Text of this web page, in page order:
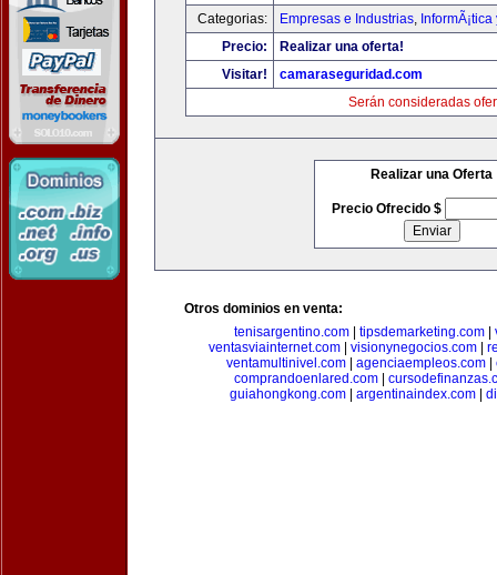
Categorias:
Empresas e Industrias,
Precio:
Realizar una oferta!
Visitar!
camaraseguridad.com
Serán consideradas
Realizar una Oferta
Precio Ofrecido $
Otros dominios en venta:
tenisargentino.com
tipsdemarketing.com
ventasviainternet.com
visionynegocios.com
ventamultinivel.com| agenciaempleos.com|
comprandoenlared.com|
guiahongkong.com| argentinaindex.com|